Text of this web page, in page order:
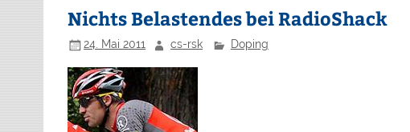
Nichts Belastendes bei RadioShack
24. Mai 2011 cs-rsk Doping